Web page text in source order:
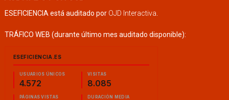
ESEFICIENCIA está auditado por OJD Interactiva
TRÁFICO WEB (durante último mes auditado disponible):